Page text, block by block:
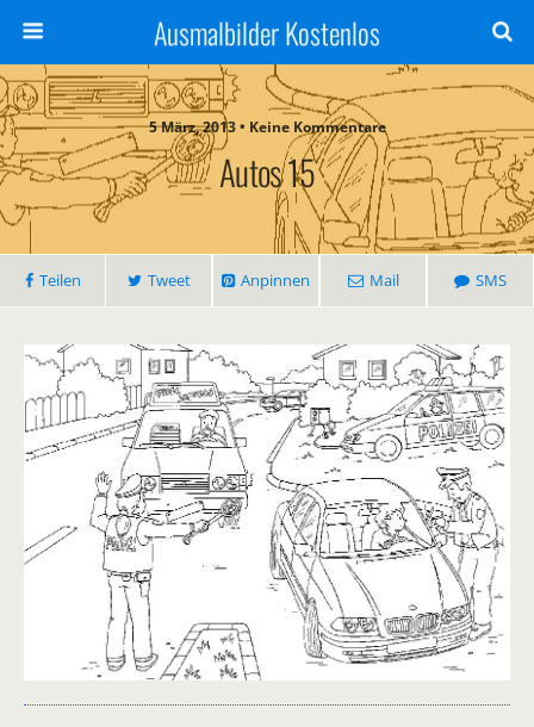
Ausmalbilder Kostenlos
5 März, 2013 • Keine Kommentare
Autos 15
Teilen Tweet Anpinnen Mail SMS